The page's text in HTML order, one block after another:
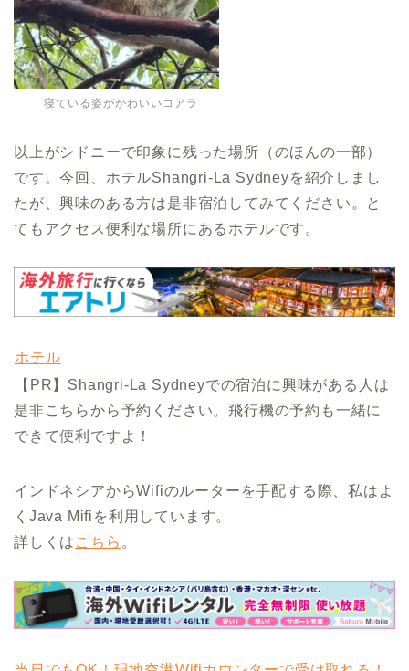
寝ている姿がかわいいコアラ
以上がシドニーで印象に残った場所（のほんの一部）
です。今回、ホテルShangri-La Sydneyを紹介しまし
たが、興味のある方は是非宿泊してみてください。と
てもアクセス便利な場所にあるホテルです。
ホテル
【PR】Shangri-La Sydneyでの宿泊に興味がある人は
是非こちらから予約ください。飛行機の予約も一緒に
できて便利ですよ！
インドネシアからWifiのルーターを手配する際、私はよ
くJava Mifiを利用しています。
詳しくは こちら 。